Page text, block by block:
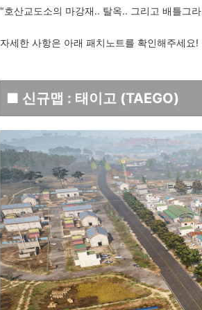
"호산교도소의 마강재.. 탈옥.. 그리고 배틀그
자세한 사항은 아래 패치노트를 확인해주세요!
■ 신규맵 : 태이고 (TAEGO)